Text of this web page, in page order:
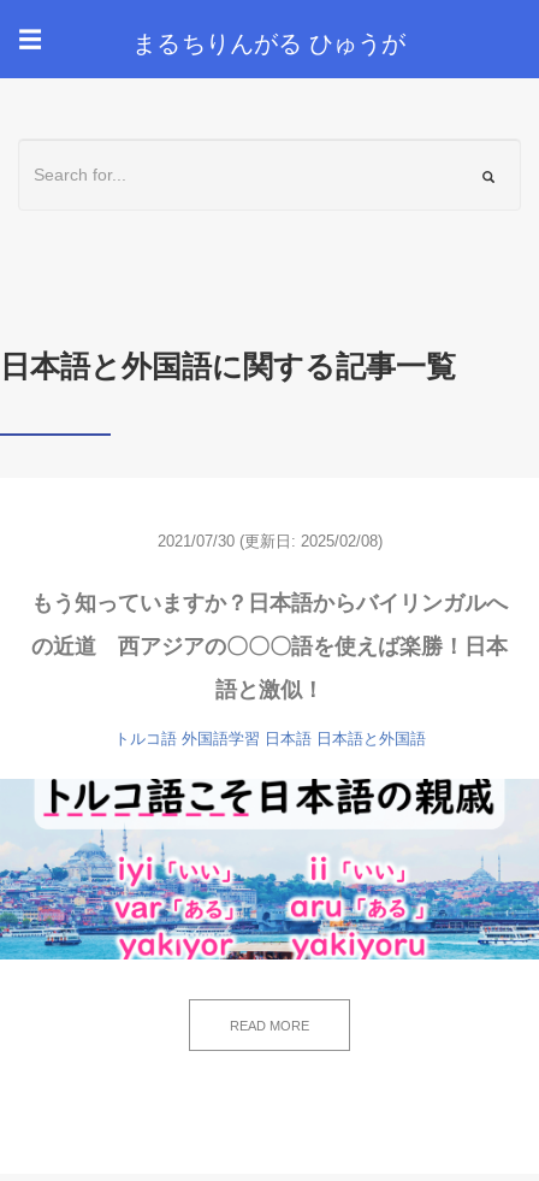
☰ まるちりんがる ひゅうが
日本語と外国語に関する記事一覧
2021/07/30 (更新日: 2025/02/08)
もう知っていますか？日本語からバイリンガルへ
の近道 西アジアの〇〇〇語を使えば楽勝！日本
語と激似！
トルコ語 外国語学習 日本語 日本語と外国語
READ MORE